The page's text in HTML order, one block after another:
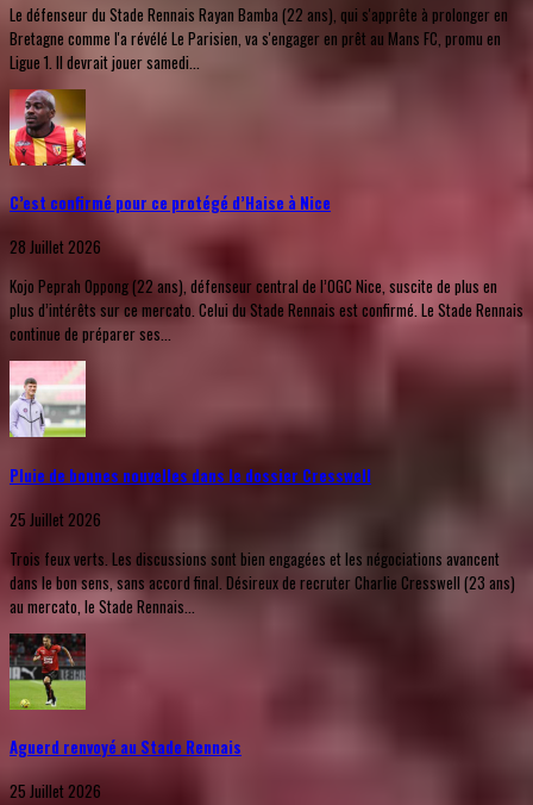
Le défenseur du Stade Rennais Rayan Bamba (22 ans), qui s'apprête à prolonger en
Bretagne comme l'a révélé Le Parisien, va s'engager en prêt au Mans FC, promu en
Ligue 1. Il devrait jouer samedi...
C’est confirmé pour ce protégé d’Haise à Nice
28 Juillet 2026
Kojo Peprah Oppong (22 ans), défenseur central de l’OGC Nice, suscite de plus en
plus d’intérêts sur ce mercato. Celui du Stade Rennais est confirmé. Le Stade Rennais
continue de préparer ses...
Pluie de bonnes nouvelles dans le dossier Cresswell
25 Juillet 2026
Trois feux verts. Les discussions sont bien engagées et les négociations avancent
dans le bon sens, sans accord final. Désireux de recruter Charlie Cresswell (23 ans)
au mercato, le Stade Rennais...
Aguerd renvoyé au Stade Rennais
25 Juillet 2026